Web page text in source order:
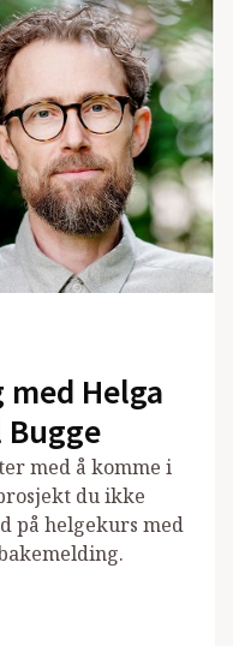
med Helga
med å komme i
du ikke
på helgekurs med